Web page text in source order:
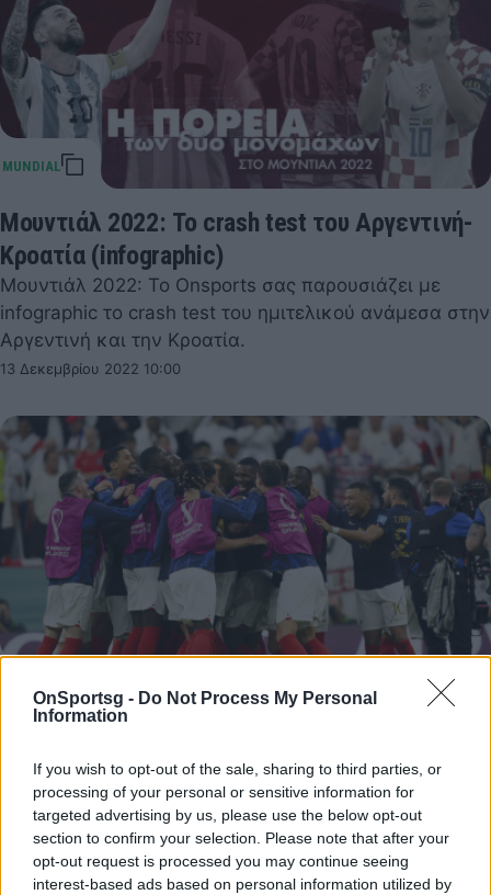
OnSportsg - Do Not Process My Personal
Information
If you wish to opt-out of the sale, sharing to third parties, or
processing of your personal or sensitive information for
targeted advertising by us, please use the below opt-out
section to confirm your selection. Please note that after your
opt-out request is processed you may continue seeing
interest-based ads based on personal information utilized by
Μουντιάλ 2022: Το crash test του Αργεντινή-
Κροατία (infographic)
Μουντιάλ 2022: Το Onsports σας παρουσιάζει με
infographic το crash test του ημιτελικού ανάμεσα στην
Αργεντινή και την Κροατία.
13 Δεκεμβρίου 2022 10:00
Μουντιάλ!
Είναι, πέραν πάσης αμφιβολίας, η καλύτερη ομάδα
από αυτές που συνεχίζουν. Αν και έχασε σταδιακά
πριν από τη διοργάνωση τρεις παίκτες που…
11 Δεκεμβρίου 2022 18:00